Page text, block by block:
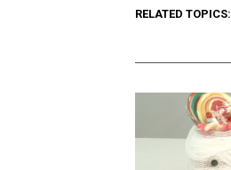
RELATED TOPICS: